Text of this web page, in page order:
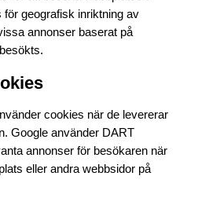
för geografisk inriktning av
annonser baserat på
cookies när de levererar
Google använder DART
annonser för besökaren när
eller andra webbsidor på